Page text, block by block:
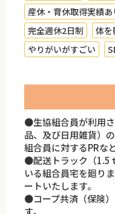
産休・育休取得実績あ
完全週休2日制
体を
やりがいがすごい
●生協組合員が利用
品、及び日用雑貨）
組合員に対するPRなど
●配送トラック（1.5
いる組合員宅を廻り
ートいたします。
●コープ共済（保険
す。